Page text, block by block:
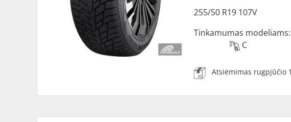
255/50 R19 107V
Tinkamumas modeliams:
C
Atsiėmimas rugpjūčio